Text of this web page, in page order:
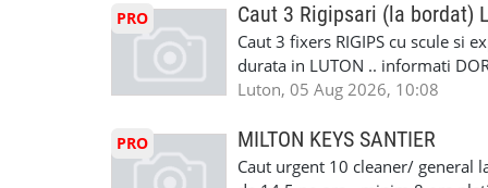
#mecanicmoldoveanlondra
status obligatoriu •varsta
compania aplica pentru
•oferim: - training platit (3 zile-
nedeterminata. -full time/ part-
masinii). Acceptam cu permis
Enfield - Weybridge - Romford -
programari la interviu apelati
PRO Caut 3 Rigipsari (la bordat)
Caut 3 fixers RIGIPS cu scule si
durata in LUTON .. informati
Luton, 05 Aug 2026, 10:08
PRO MILTON KEYS SANTIER
Caut urgent 10 cleaner/ general